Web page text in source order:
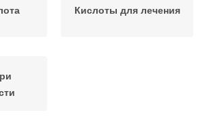
Кислоты для лечения